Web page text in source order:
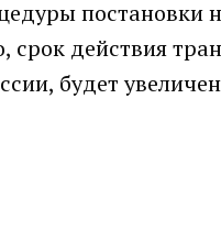
постановки
срок действия
будет